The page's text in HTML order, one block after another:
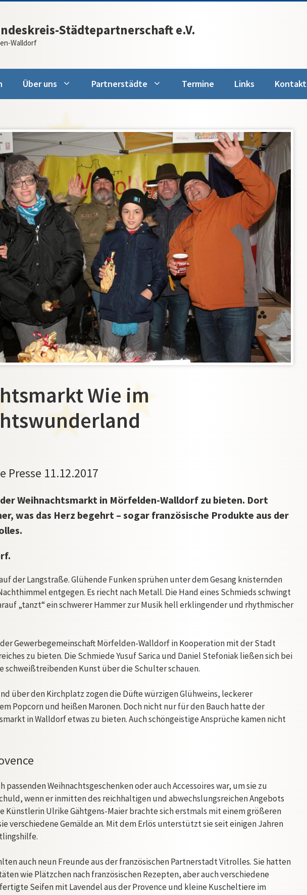
Städtepartnerschaft e.V.
Walldorf
Über uns Partnerstädte Termine Links Kontakt
Wie im
Presse 11.12.2017
Weihnachtsmarkt in Mörfelden-Walldorf zu bieten. Dort
was das Herz begehrt – sogar französische Produkte aus der
der Langstraße. Glühende Funken sprühen unter dem Gesang knisternden
entgegen. Es riecht nach Metall. Die Hand eines Schmieds schwingt
„tanzt“ ein schwerer Hammer zur Musik hell erklingender und rhythmischer
Gewerbegemeinschaft Mörfelden-Walldorf in Kooperation mit der Stadt
zu bieten. Die Schmiede Yusuf Sarica und Daniel Stefoniak ließen sich bei
schweißtreibenden Kunst über die Schulter schauen.
über den Kirchplatz zogen die Düfte würzigen Glühweins, leckerer
Popcorn und heißen Maronen. Doch nicht nur für den Bauch hatte der
in Walldorf etwas zu bieten. Auch schöngeistige Ansprüche kamen nicht
passenden Weihnachtsgeschenken oder auch Accessoires war, um sie zu
wenn er inmitten des reichhaltigen und abwechslungsreichen Angebots
Künstlerin Ulrike Gähtgens-Maier brachte sich erstmals mit einem größeren
verschiedene Gemälde an. Mit dem Erlös unterstützt sie seit einigen Jahren
auch neun Freunde aus der französischen Partnerstadt Vitrolles. Sie hatten
wie Plätzchen nach französischen Rezepten, aber auch verschiedene
Seifen mit Lavendel aus der Provence und kleine Kuscheltiere im